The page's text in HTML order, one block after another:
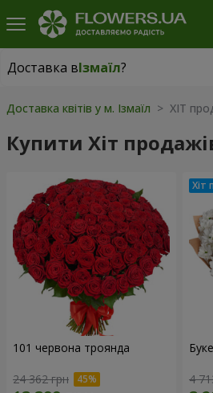
Доставка вІзмаїл?
Доставка вІзмаїл|
Доставка квітів у м. Ізмаїл > ХІТ
Купити Хіт
101 червона троянда
24 362 грн 4